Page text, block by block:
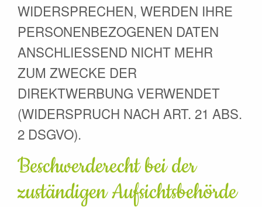
WIDERSPRECHEN, WERDEN IHRE
PERSONENBEZOGENEN DATEN
ANSCHLIESSEND NICHT MEHR
ZUM ZWECKE DER
DIREKTWERBUNG VERWENDET
(WIDERSPRUCH NACH ART. 21 ABS.
2 DSGVO).
Beschwerde­recht bei der
zuständigen Aufsichts­behörde